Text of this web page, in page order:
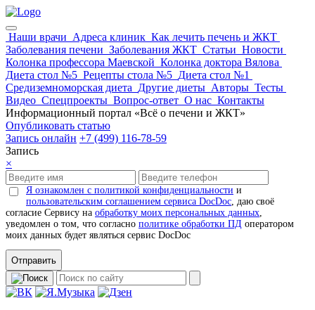
Наши врачи Адреса клиник Как лечить печень и ЖКТ
Заболевания печени Заболевания ЖКТ Статьи Новости
Колонка профессора Маевской Колонка доктора Вялова
Диета стол №5 Рецепты стола №5 Диета стол №1
Средиземноморская диета Другие диеты Авторы Тесты
Видео Спецпроекты Вопрос-ответ О нас Контакты
Информационный портал «Всё о печени и ЖКТ»
Опубликовать статью
Запись онлайн +7 (499) 116-78-59
Запись
×
Я ознакомлен с политикой конфиденциальности и
пользовательским соглашением сервиса DocDoc, даю своё
согласие Сервису на обработку моих персональных данных,
уведомлен о том, что согласно политике обработки ПД оператором
моих данных будет являться сервис DocDoc
Отправить